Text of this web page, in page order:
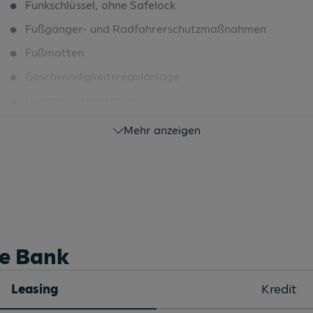
Funkschlüssel, ohne Safelock
Fußgänger- und Radfahrerschutzmaßnahmen
Fußmatten
Klimaautomatik
Kofferraumbodenmatte
Mehr anzeigen
Bank
Leasing Kredit